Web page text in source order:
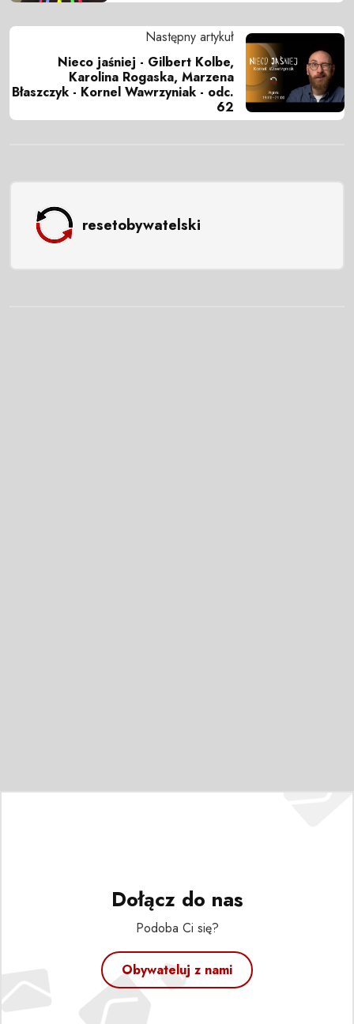
Następny artykuł
Nieco jaśniej - Gilbert Kolbe,
Karolina Rogaska, Marzena
Błaszczyk - Kornel Wawrzyniak - odc.
62
resetobywatelski
Dołącz do nas
Podoba Ci się?
Obywateluj z nami